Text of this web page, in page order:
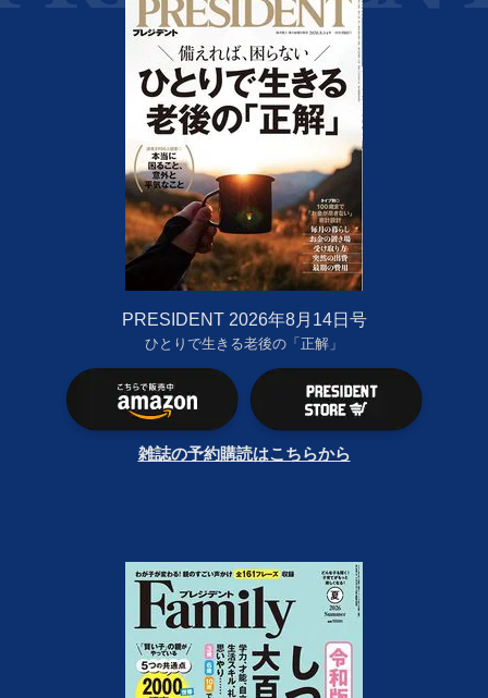
PRESIDENT 2026年8月14日号
ひとりで生きる老後の「正解」
雑誌の予約購読はこちらから